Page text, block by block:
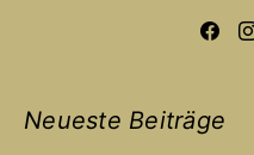
Neueste Beiträge